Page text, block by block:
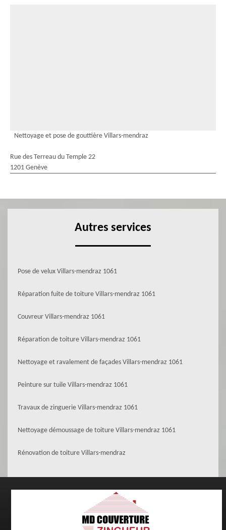
Nettoyage et pose de gouttière Villars-mendraz
Rue des Terreau du Temple 22
1201 Genève
Autres services
Pose de velux Villars-mendraz 1061
Réparation fuite de toiture Villars-mendraz 1061
Couvreur Villars-mendraz 1061
Réparation de toiture Villars-mendraz 1061
Nettoyage et ravalement de façades Villars-mendraz 1061
Peinture sur tuile Villars-mendraz 1061
Travaux de zinguerie Villars-mendraz 1061
Nettoyage démoussage de toiture Villars-mendraz 1061
Rénovation de toiture Villars-mendraz